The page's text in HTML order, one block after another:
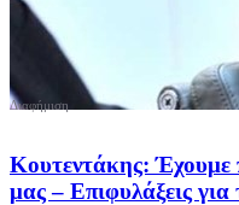
Κουτεντάκης: Έχουμε
μας – Επιφυλάξεις